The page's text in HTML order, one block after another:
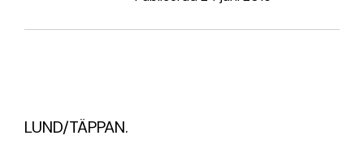
LUND/TÄPPAN.